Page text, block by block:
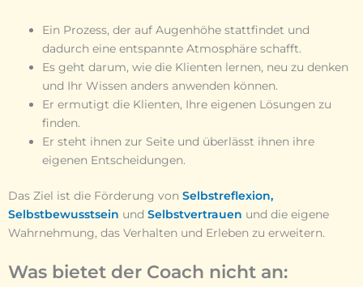
Ein Prozess, der auf Augenhöhe stattfindet und
dadurch eine entspannte Atmosphäre schafft.
Es geht darum, wie die Klienten lernen, neu zu denken
und Ihr Wissen anders anwenden können.
Er ermutigt die Klienten, Ihre eigenen Lösungen zu
finden.
Er steht ihnen zur Seite und überlässt ihnen ihre
eigenen Entscheidungen.
Das Ziel ist die Förderung von Selbstreflexion,
Selbstbewusstsein und Selbstvertrauen und die eigene
Wahrnehmung, das Verhalten und Erleben zu erweitern.
Was bietet der Coach nicht an: